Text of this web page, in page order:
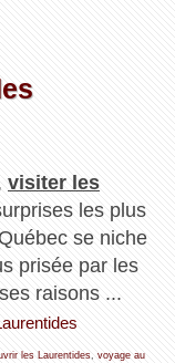
visiter les
les plus
se niche
prisée par les
raisons ...
les Laurentides, voyage au